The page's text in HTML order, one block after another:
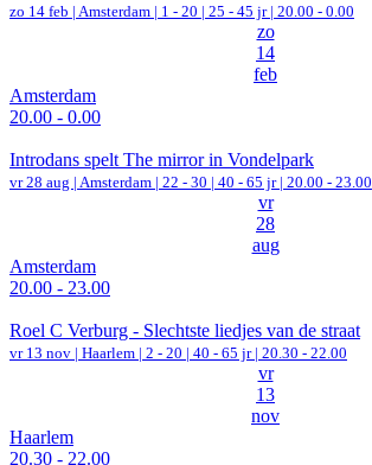
zo 14 feb | Amsterdam | 1 - 20 | 25 - 45 jr | 20.00 - 0.00
zo
14
feb
Amsterdam
20.00 - 0.00
Introdans spelt The mirror in Vondelpark
vr 28 aug | Amsterdam | 22 - 30 | 40 - 65 jr | 20.00 - 23.00
vr
28
aug
Amsterdam
20.00 - 23.00
Roel C Verburg - Slechtste liedjes van de straat
vr 13 nov | Haarlem | 2 - 20 | 40 - 65 jr | 20.30 - 22.00
vr
13
nov
Haarlem
20.30 - 22.00